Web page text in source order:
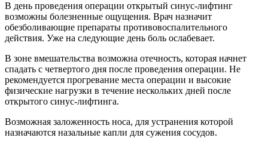
В день проведения операции открытый синус-лифтинг
возможны болезненные ощущения. Врач назначит
обезболивающие препараты противовоспалительного
действия. Уже на следующие день боль ослабевает.
В зоне вмешательства возможна отечность, которая начнет
спадать с четвертого дня после проведения операции. Не
рекомендуется прогревание места операции и высокие
физические нагрузки в течение нескольких дней после
открытого синус-лифтинга.
Возможная заложенность носа, для устранения которой
назначаются назальные капли для сужения сосудов.